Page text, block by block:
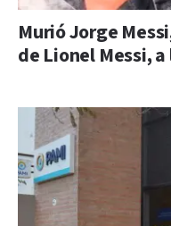
Murió Jorge
de Lionel Messi, a